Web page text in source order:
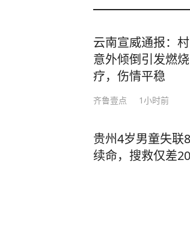
云南宣威通报：
意外倾倒引发燃
疗，伤情平稳
齐鲁壹点 1小时前
贵州4岁男童失联
续命，搜救仅差